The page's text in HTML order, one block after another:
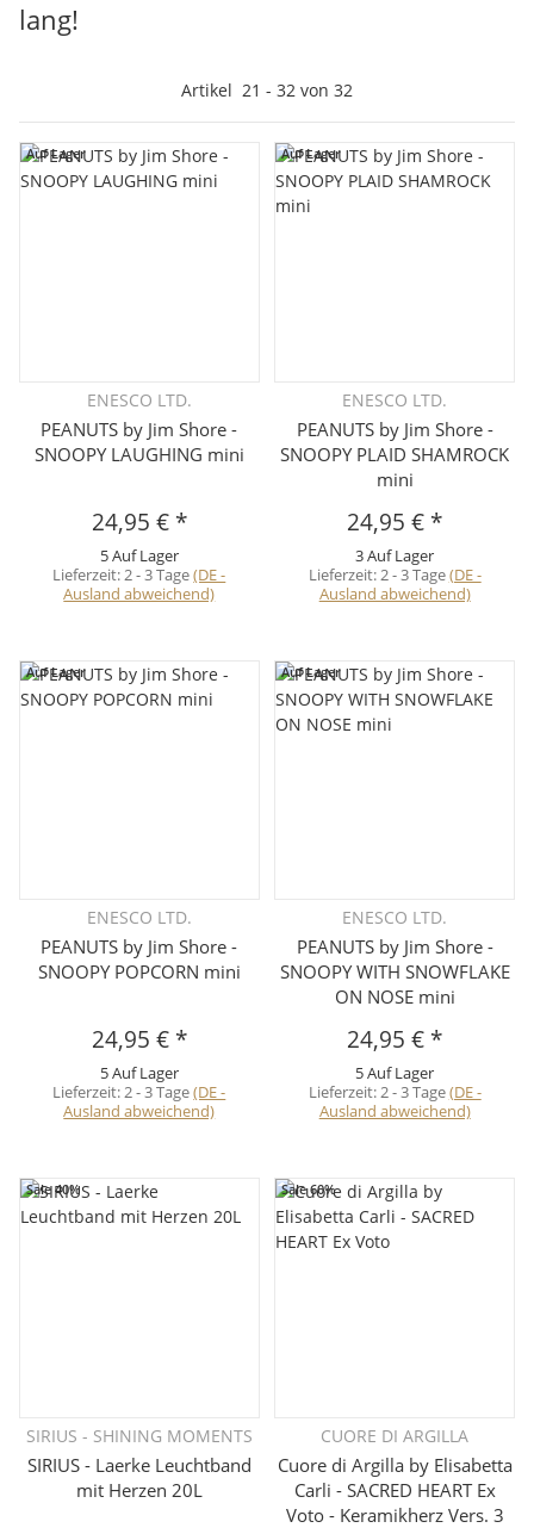
lang!
Artikel 21 - 32 von 32
Auf Lager
ENESCO LTD.
PEANUTS by Jim Shore -
SNOOPY LAUGHING mini
24,95 € *
5 Auf Lager
Lieferzeit:2 - 3 Tage(DE -
Ausland abweichend)
Auf Lager
ENESCO LTD.
PEANUTS by Jim Shore -
SNOOPY PLAID SHAMROCK
mini
24,95 € *
3 Auf Lager
Lieferzeit:2 - 3 Tage(DE -
Ausland abweichend)
Auf Lager
ENESCO LTD.
PEANUTS by Jim Shore -
SNOOPY POPCORN mini
24,95 € *
5 Auf Lager
Lieferzeit:2 - 3 Tage(DE -
Ausland abweichend)
Auf Lager
ENESCO LTD.
PEANUTS by Jim Shore -
SNOOPY WITH SNOWFLAKE
ON NOSE mini
24,95 € *
5 Auf Lager
Lieferzeit:2 - 3 Tage(DE -
Ausland abweichend)
Sale 40%
SIRIUS - SHINING MOMENTS
SIRIUS - Laerke Leuchtband
mit Herzen 20L
Sale 60%
CUORE DI ARGILLA
Cuore di Argilla by Elisabetta
Carli - SACRED HEART Ex
Voto - Keramikherz Vers. 3